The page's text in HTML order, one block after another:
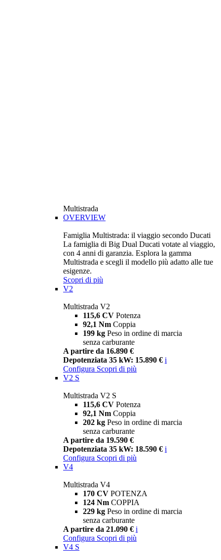
Multistrada
OVERVIEW
Famiglia Multistrada: il viaggio secondo Ducati
La famiglia di Big Dual Ducati votate al viaggio,
con 4 anni di garanzia. Esplora la gamma
Multistrada e scegli il modello più adatto alle tue
esigenze.
Scopri di più
V2
Multistrada V2
115,6 CV Potenza
92,1 Nm Coppia
199 kg Peso in ordine di marcia
senza carburante
A partire da 16.890 €
Depotenziata 35 kW: 15.890 € i
Configura Scopri di più
V2 S
Multistrada V2 S
115,6 CV Potenza
92,1 Nm Coppia
202 kg Peso in ordine di marcia
senza carburante
A partire da 19.590 €
Depotenziata 35 kW: 18.590 € i
Configura Scopri di più
V4
Multistrada V4
170 CV POTENZA
124 Nm COPPIA
229 kg Peso in ordine di marcia
senza carburante
A partire da 21.090 € i
Configura Scopri di più
V4 S